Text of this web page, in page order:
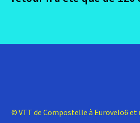
© VTT de Compostelle à Eurovelo6 et